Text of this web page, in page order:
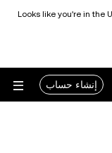
Looks like you're in the
إنشاء حساب